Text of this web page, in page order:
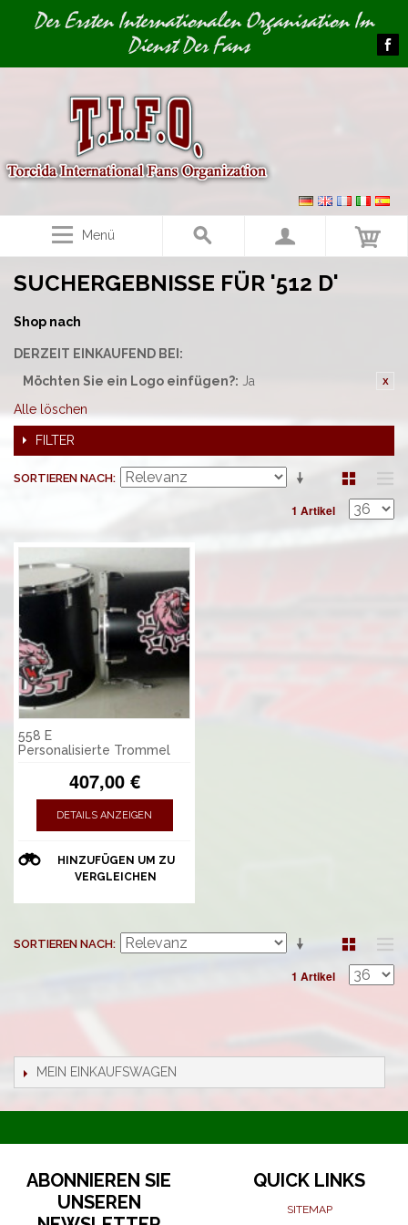
Image 01Der Ersten Internationalen Organisation Im
Dienst Der Fans
Menü
SUCHERGEBNISSE FÜR '512 D'
Shop nach
DERZEIT EINKAUFEND BEI:
Möchten Sie ein Logo einfügen?: Ja
Alle löschen
FILTER
SORTIEREN NACH
1 Artikel
558 E
Personalisierte Trommel
407,00 €
DETAILS ANZEIGEN
HINZUFÜGEN UM ZU
VERGLEICHEN
SORTIEREN NACH
1 Artikel
MEIN EINKAUFSWAGEN
ABONNIEREN SIE
UNSEREN
QUICK LINKS
SITEMAP